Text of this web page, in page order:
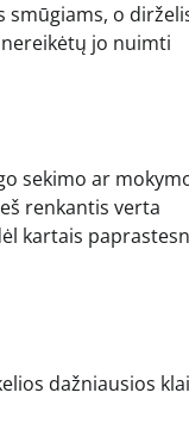
o
jo nuimti
sekimo ar
renkantis verta
kartais
dažniausios